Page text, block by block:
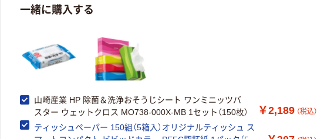
一緒に購入する
山崎産業 HP 除菌＆洗浄おそうじシート ワンミニッツバ
スター ウェットクロス MO738-000X-MB 1セット（150枚）
￥2,189 （税込）
ティッシュペーパー 150組（5箱入）オリジナルティッシュ ス